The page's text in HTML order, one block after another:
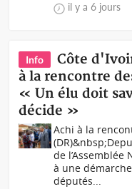
il y a 6 jours
Info
Côte
à la rencontre
« Un élu doit
décide »
Achi à la
de
à une
députés...